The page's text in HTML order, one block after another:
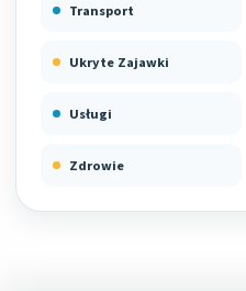
Transport
Ukryte Zajawki
Usługi
Zdrowie